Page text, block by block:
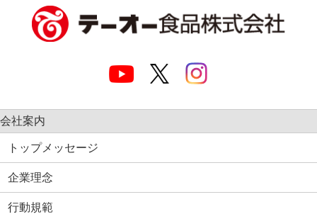
会社案内
トップメッセージ
企業理念
行動規範